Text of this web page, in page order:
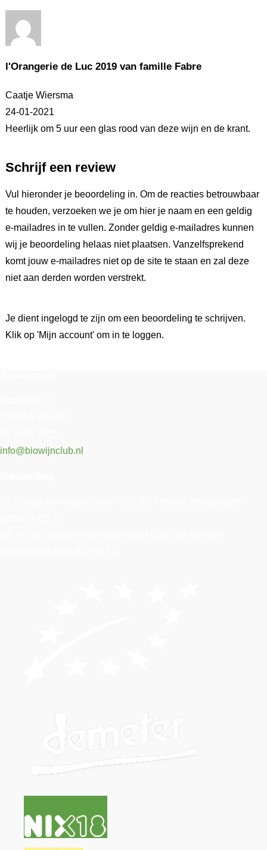
l'Orangerie de Luc 2019 van famille Fabre
Caatje Wiersma
24-01-2021
Heerlijk om 5 uur een glas rood van deze wijn en de krant.
Schrijf een review
Vul hieronder je beoordeling in. Om de reacties betrouwbaar
te houden, verzoeken we je om hier je naam en een geldig
e-mailadres in te vullen. Zonder geldig e-mailadres kunnen
wij je beoordeling helaas niet plaatsen. Vanzelfsprekend
komt jouw e-mailadres niet op de site te staan en zal deze
niet aan derden worden verstrekt.
Je dient ingelogd te zijn om een beoordeling te schrijven.
Klik op 'Mijn account' om in te loggen.
info@biowijnclub.nl